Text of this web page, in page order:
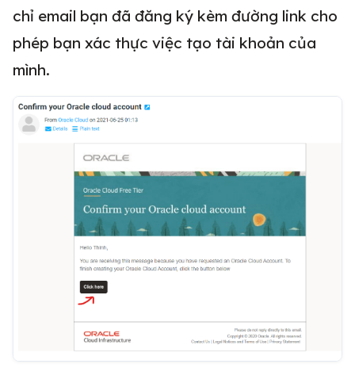
chỉ email bạn đã đăng ký kèm đường link cho
phép bạn xác thực việc tạo tài khoản của
mình.